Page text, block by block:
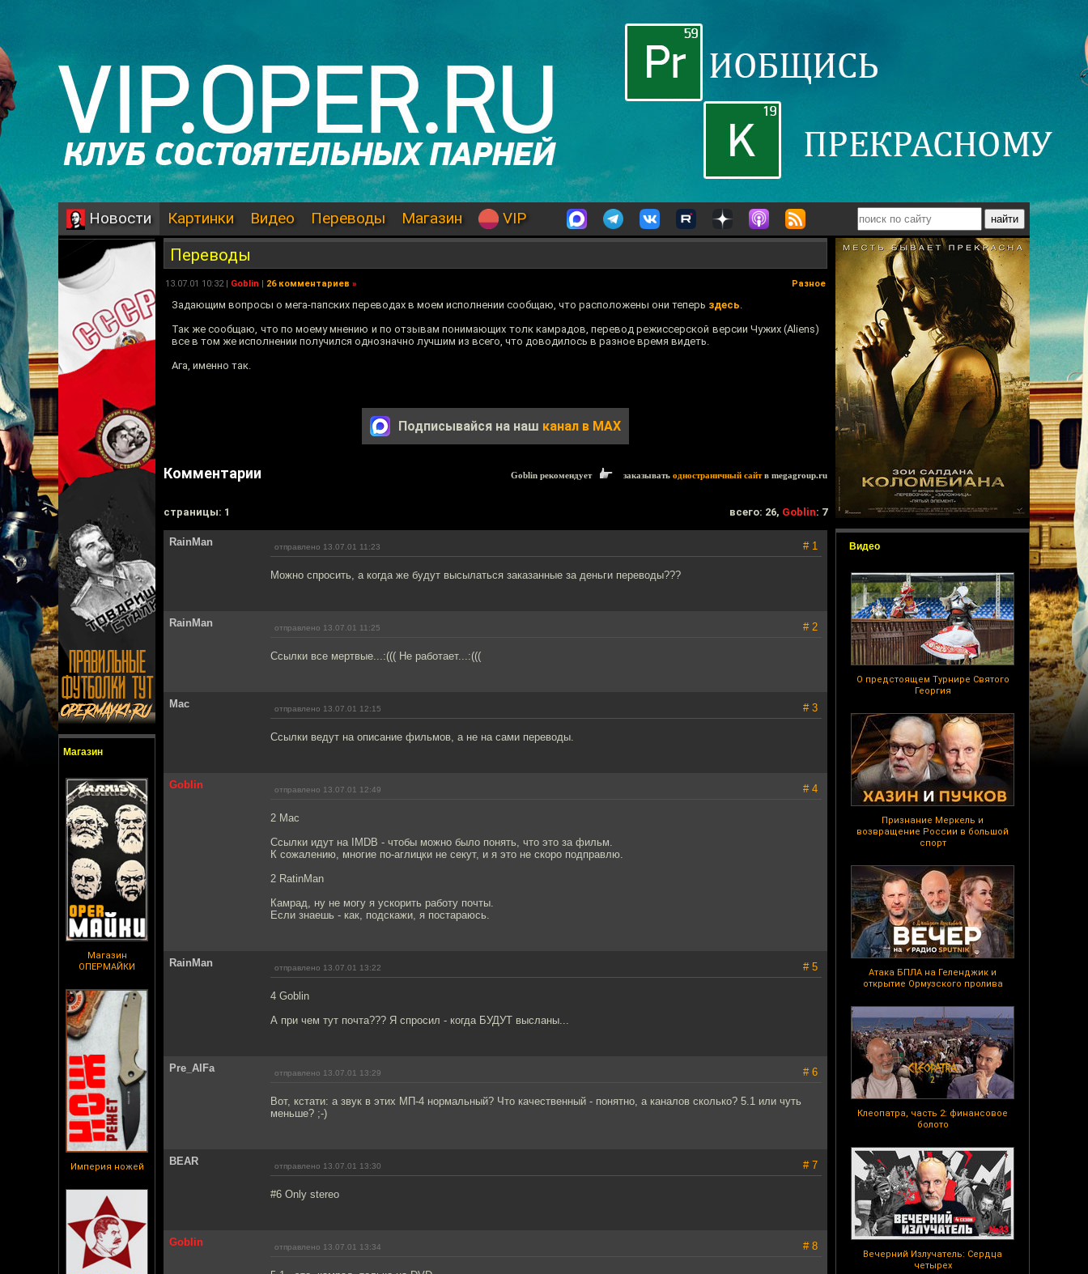
Новости Картинки Видео Переводы Магазин VIP
Магазин
Магазин
ОПЕРМАЙКИ
Империя ножей
Видео
О предстоящем Турнире Святого
Георгия
Признание Меркель и
возвращение России в большой
спорт
Атака БПЛА на Геленджик и
открытие Ормузского пролива
Клеопатра, часть 2: финансовое
болото
Вечерний Излучатель: Сердца
четырех
Переводы
13.07.01 10:32 | Goblin | 26 комментариев » Разное
Задающим вопросы о мега-папских переводах в моем исполнении сообщаю, что расположены они теперь здесь.
Так же сообщаю, что по моему мнению и по отзывам понимающих толк камрадов, перевод режиссерской версии Чужих (Aliens)
все в том же исполнении получился однозначно лучшим из всего, что доводилось в разное время видеть.
Ага, именно так.
Подписывайся на наш канал в MAX
Комментарии Goblin рекомендует заказывать одностраничный сайтв megagroup.ru
cтраницы: 1 всего: 26, Goblin: 7
RainMan отправлено 13.07.01 11:23 # 1
Можно спросить, а когда же будут высылаться заказанные за деньги переводы???
RainMan отправлено 13.07.01 11:25 # 2
Ссылки все мертвые...:((( Не работает...:(((
Mac отправлено 13.07.01 12:15 # 3
Ссылки ведут на описание фильмов, а не на сами переводы.
Goblin отправлено 13.07.01 12:49 # 4
2 Мас
Ссылки идут на IMDB - чтобы можно было понять, что это за фильм.
К сожалению, многие по-аглицки не секут, и я это не скоро подправлю.
2 RatinMan
Камрад, ну не могу я ускорить работу почты.
Если знаешь - как, подскажи, я постараюсь.
RainMan отправлено 13.07.01 13:22 # 5
4 Goblin
А при чем тут почта??? Я спросил - когда БУДУТ высланы...
Pre_AlFa отправлено 13.07.01 13:29 # 6
Вот, кстати: а звук в этих МП-4 нормальный? Что качественный - понятно, а каналов сколько? 5.1 или чуть
меньше? ;-)
BEAR отправлено 13.07.01 13:30 # 7
#6 Only stereo
Goblin отправлено 13.07.01 13:34 # 8